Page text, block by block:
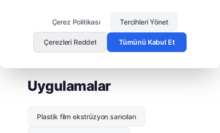
Uygulamalar
Plastik film ekstrüzyon sarıcıları
Çerez Politikası Tercihleri Yönet
Çerezleri Reddet Tümünü Kabul Et